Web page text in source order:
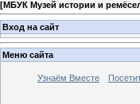
[МБУК Музей истории и
Вход на сайт
Меню сайта
Узнаём Вместе